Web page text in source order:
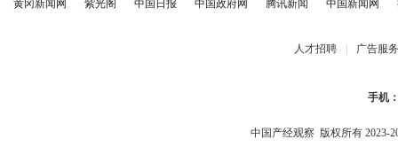
黄冈新闻网
紫光阁 中国日报 中国政府网 腾讯新闻 中国新闻网
人才招聘 广告服务
手机
中国产经观察 版权所有 2023-